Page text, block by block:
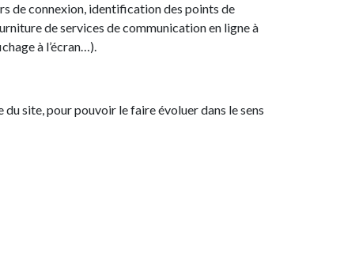
de connexion, identification des points de
de services de communication en ligne à
à l’écran…).
site, pour pouvoir le faire évoluer dans le sens